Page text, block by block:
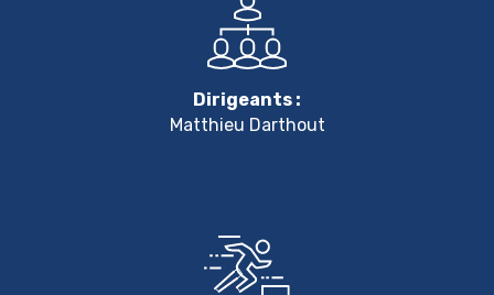
Dirigeants :
Matthieu Darthout